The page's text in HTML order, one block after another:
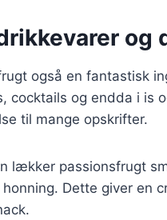
og
også en fantastisk
cocktails og endda i is
til mange opskrifter.
lækker passionsfrugt
Dette giver en